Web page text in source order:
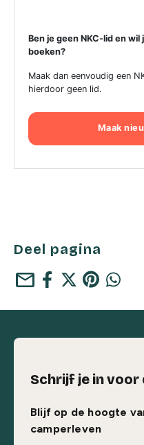
Ben je geen NKC-lid en
boeken?
Maak dan eenvoudig een
hierdoor geen lid.
Maak
Deel pagina
mail
Schrijf je in
Blijf op de hoogte
camperleven